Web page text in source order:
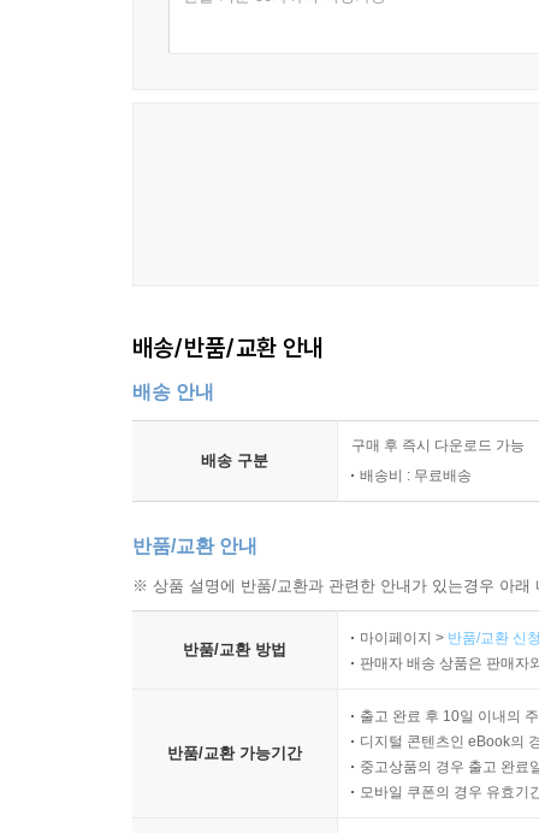
배송/반품/교환 안내
배송 안내
배송 구분
구매 후 즉시 다운로드 가능
배송비 : 무료배송
반품/교환 안내
※ 상품 설명에 반품/교환과 관련한 안내가 있는경우 아
반품/교환 방법
마이페이지 > 반품/교환 신
판매자 배송 상품은 판매자
반품/교환 가능기간
출고 완료 후 10일 이내의
디지털 콘텐츠인 eBook의
중고상품의 경우 출고 완료
모바일 쿠폰의 경우 유효기